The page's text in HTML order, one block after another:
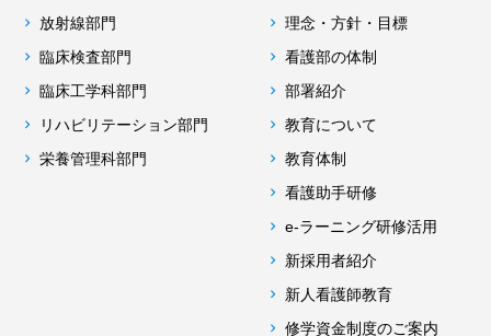
放射線部門
臨床検査部門
臨床工学科部門
リハビリテーション部門
栄養管理科部門
理念・方針・目標
看護部の体制
部署紹介
教育について
教育体制
看護助手研修
e-ラーニング研修活用
新採用者紹介
新人看護師教育
修学資金制度のご案内